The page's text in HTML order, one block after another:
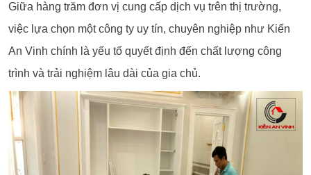
Giữa hàng trăm đơn vị cung cấp dịch vụ trên thị trường,
việc lựa chọn một công ty uy tín, chuyên nghiệp như Kiến
An Vinh chính là yếu tố quyết định đến chất lượng công
trình và trải nghiệm lâu dài của gia chủ.